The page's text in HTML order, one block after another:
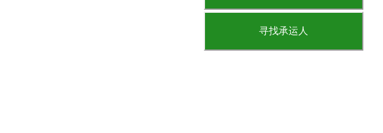
寻找承运人